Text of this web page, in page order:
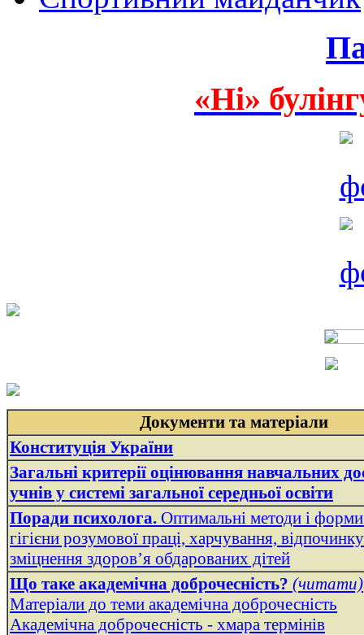
«Ні»
Документи та матеріали
Конституція України
Загальні критерії оцінювання навчальних
учнів у системі загальної середньої освіти
Поради психолога. Оптимальні методи і форми
гігієни розумової праці, харчування,
зміцнення здоров’я обдарованих дітей
Що таке академічна доброчесність? (читати)
Матеріали до теми академічна доброчесність
Академічна доброчесність - хмара термінів